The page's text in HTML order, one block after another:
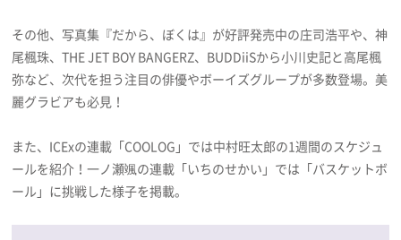
その他、写真集『だから、ぼくは』が好評発売中の庄司浩平や、神
尾楓珠、THE JET BOY BANGERZ、BUDDiiSから小川史記と高尾楓
弥など、次代を担う注目の俳優やボーイズグループが多数登場。美
麗グラビアも必見！
また、ICExの連載「COOLOG」では中村旺太郎の1週間のスケジュ
ールを紹介！一ノ瀬颯の連載「いちのせかい」では「バスケットボ
ール」に挑戦した様子を掲載。